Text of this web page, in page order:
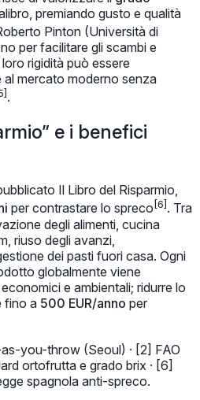
premiando gusto e qualità
Pinton (Università di
per facilitare gli scambi e
rigidità può essere
al mercato moderno senza
.
e i benefici
Il Libro del Risparmio,
per contrastare lo spreco [6]. Tra
degli alimenti, cucina
, riuso degli avanzi,
dei pasti fuori casa. Ogni
globalmente viene
e ambientali; ridurre lo
fino a 500 EUR/anno per
you-throw (Seoul) · [2] FAO
ortofrutta e grado brix · [6]
spagnola anti-spreco.